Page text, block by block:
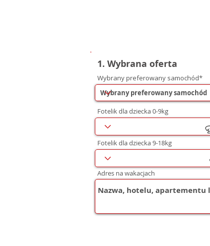
1. Wybrana oferta
Wybrany preferowany samochód*
Fotelik dla dziecka 0-9kg
Fotelik dla dziecka 9-18kg
Adres na wakacjach